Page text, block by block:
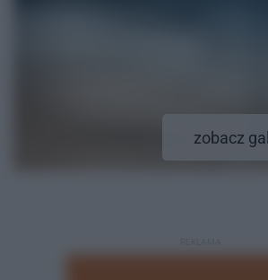
zobacz